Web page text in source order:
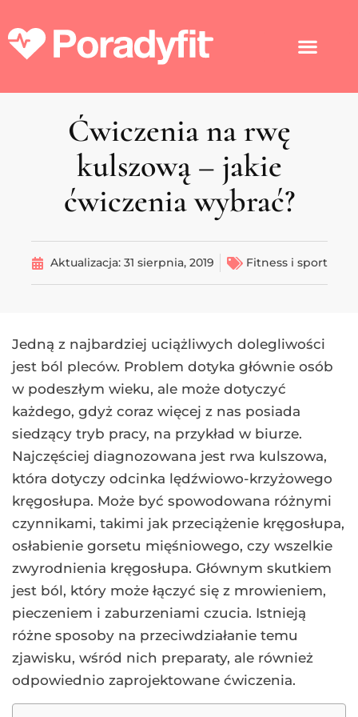
Ćwiczenia na rwę
kulszową – jakie
ćwiczenia wybrać?
Aktualizacja: 31 sierpnia, 2019 Fitness i sport
Jedną z najbardziej uciążliwych dolegliwości
jest ból pleców. Problem dotyka głównie osób
w podeszłym wieku, ale może dotyczyć
każdego, gdyż coraz więcej z nas posiada
siedzący tryb pracy, na przykład w biurze.
Najczęściej diagnozowana jest rwa kulszowa,
która dotyczy odcinka lędźwiowo-krzyżowego
kręgosłupa. Może być spowodowana różnymi
czynnikami, takimi jak przeciążenie kręgosłupa,
osłabienie gorsetu mięśniowego, czy wszelkie
zwyrodnienia kręgosłupa. Głównym skutkiem
jest ból, który może łączyć się z mrowieniem,
pieczeniem i zaburzeniami czucia. Istnieją
różne sposoby na przeciwdziałanie temu
zjawisku, wśród nich preparaty, ale również
odpowiednio zaprojektowane ćwiczenia.